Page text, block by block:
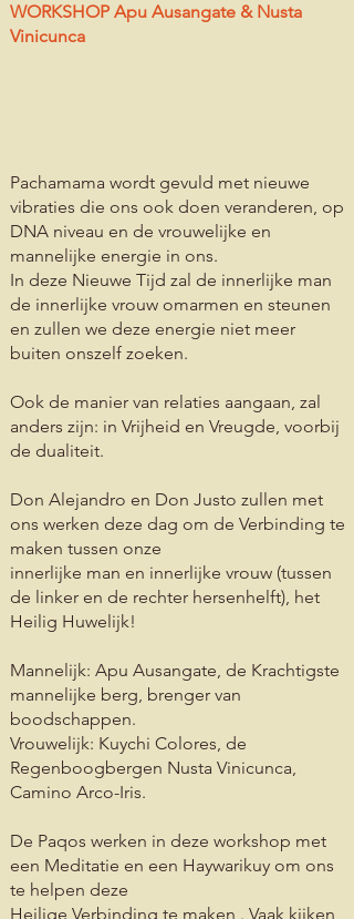
WORKSHOP Apu Ausangate & Nusta
Vinicunca
Pachamama wordt gevuld met nieuwe
vibraties die ons ook doen veranderen, op
DNA niveau en de vrouwelijke en
mannelijke energie in ons.
In deze Nieuwe Tijd zal de innerlijke man
de innerlijke vrouw omarmen en steunen
en zullen we deze energie niet meer
buiten onszelf zoeken.
Ook de manier van relaties aangaan, zal
anders zijn: in Vrijheid en Vreugde, voorbij
de dualiteit.
Don Alejandro en Don Justo zullen met
ons werken deze dag om de Verbinding te
maken tussen onze
innerlijke man en innerlijke vrouw (tussen
de linker en de rechter hersenhelft), het
Heilig Huwelijk!
Mannelijk: Apu Ausangate, de Krachtigste
mannelijke berg, brenger van
boodschappen.
Vrouwelijk: Kuychi Colores, de
Regenboogbergen Nusta Vinicunca,
Camino Arco-Iris.
De Paqos werken in deze workshop met
een Meditatie en een Haywarikuy om ons
te helpen deze
Heilige Verbinding te maken . Vaak kijken